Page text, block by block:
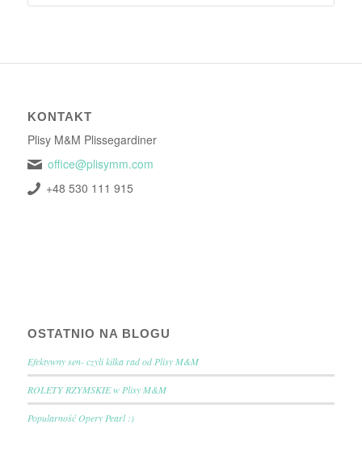
KONTAKT
Plisy M&M Plissegardiner
office@plisymm.com
+48 530 111 915
OSTATNIO NA BLOGU
Efektywny sen- czyli kilka rad od Plisy M&M
ROLETY RZYMSKIE w Plisy M&M
Popularność Opery Pearl :)